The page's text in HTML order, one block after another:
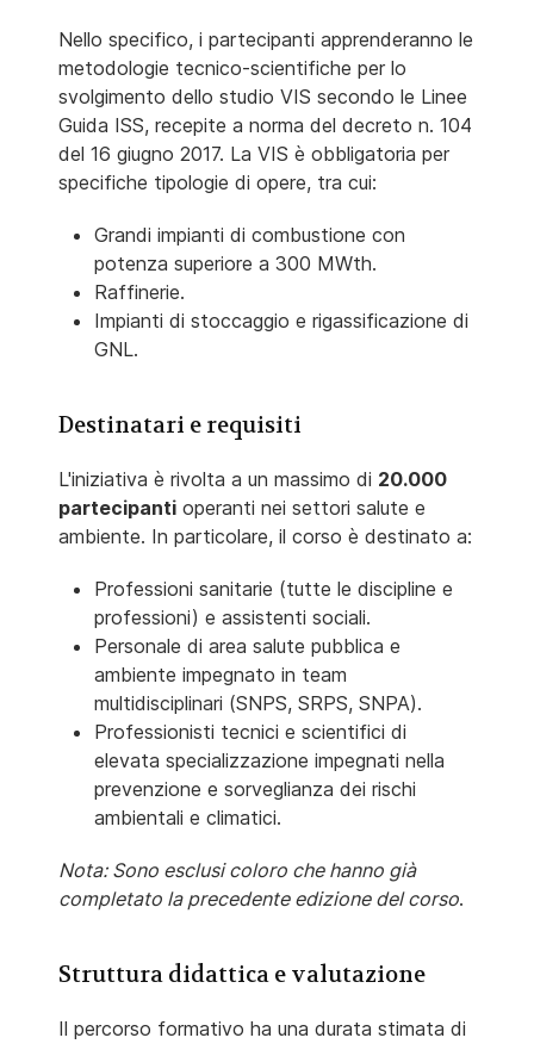
Nello specifico, i partecipanti apprenderanno le
metodologie tecnico-scientifiche per lo
svolgimento dello studio VIS secondo le Linee
Guida ISS, recepite a norma del decreto n. 104
del 16 giugno 2017. La VIS è obbligatoria per
specifiche tipologie di opere, tra cui:
Grandi impianti di combustione con
potenza superiore a 300 MWth.
Raffinerie.
Impianti di stoccaggio e rigassificazione di
GNL.
Destinatari e requisiti
L'iniziativa è rivolta a un massimo di 20.000
partecipanti operanti nei settori salute e
ambiente. In particolare, il corso è destinato a:
Professioni sanitarie (tutte le discipline e
professioni) e assistenti sociali.
Personale di area salute pubblica e
ambiente impegnato in team
multidisciplinari (SNPS, SRPS, SNPA).
Professionisti tecnici e scientifici di
elevata specializzazione impegnati nella
prevenzione e sorveglianza dei rischi
ambientali e climatici.
Nota: Sono esclusi coloro che hanno già
completato la precedente edizione del corso.
Struttura didattica e valutazione
Il percorso formativo ha una durata stimata di